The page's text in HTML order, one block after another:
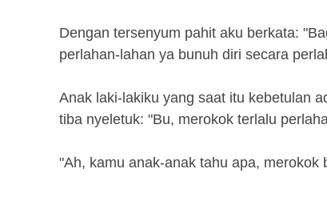
Dengan tersenyum pahit aku berkata:
perlahan-lahan ya bunuh diri secara
Anak laki-lakiku yang saat itu kebetulan
tiba nyeletuk: "Bu, merokok terlalu
"Ah, kamu anak-anak tahu apa,